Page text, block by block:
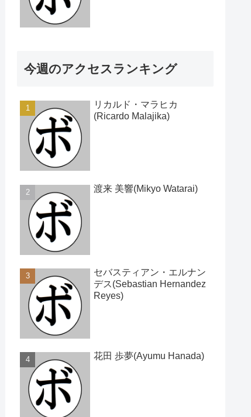
今週のアクセスランキング
リカルド・マラヒカ
(Ricardo Malajika)
渡来 美響(Mikyo Watarai)
セバスティアン・エルナン
デス(Sebastian Hernandez
Reyes)
花田 歩夢(Ayumu Hanada)